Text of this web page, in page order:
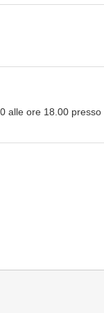
alle ore 18.00 presso